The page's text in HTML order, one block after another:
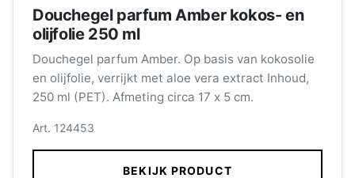
Douchegel parfum Amber kokos- en
olijfolie 250 ml
Douchegel parfum Amber. Op basis van kokosolie
en olijfolie, verrijkt met aloe vera extract Inhoud,
250 ml (PET). Afmeting circa 17 x 5 cm.
Art. 124453
BEKIJK PRODUCT